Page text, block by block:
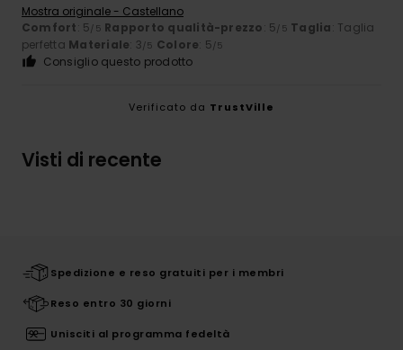
Mostra originale - Castellano
Comfort: 5/5 Rapporto qualità-prezzo: 5/5 Taglia: Taglia
perfetta Materiale: 3/5 Colore: 5/5
Consiglio questo prodotto
Verificato da TrustVille
Visti di recente
Spedizione e reso gratuiti per i membri
Reso entro 30 giorni
Unisciti al programma fedeltà